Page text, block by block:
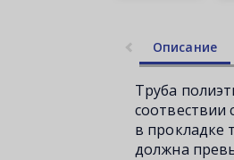
Описание
Труба
соотвествии
в прокладке
должна